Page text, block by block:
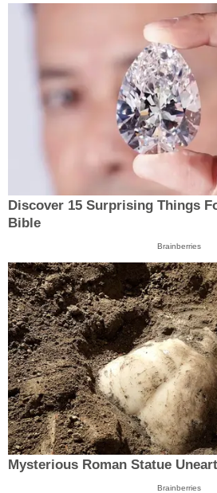
Discover 15 Surprising Things
Bible
Brainberries
Mysterious Roman Statue
Brainberries